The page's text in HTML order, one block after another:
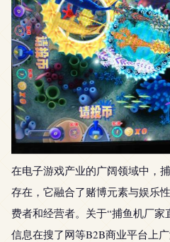
在电子游戏产业的广阔领域中，
存在，它融合了赌博元素与娱乐
费者和经营者。关于“捕鱼机厂
信息在搜了网等B2B商业平台上